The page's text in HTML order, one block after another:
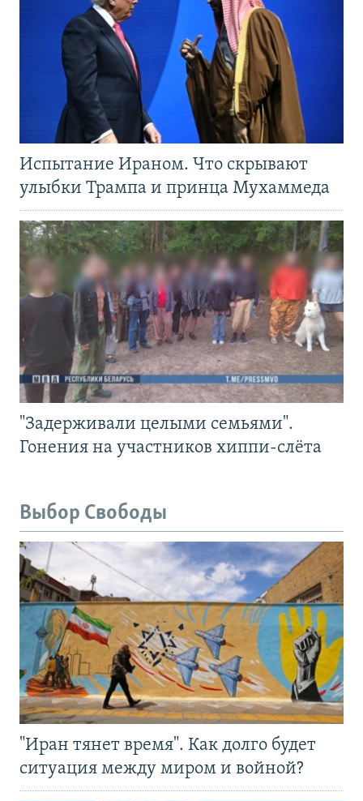
Испытание Ираном. Что скрывают
улыбки Трампа и принца Мухаммеда
"Задерживали целыми семьями".
Гонения на участников хиппи-слёта
Выбор Свободы
"Иран тянет время". Как долго будет
ситуация между миром и войной?